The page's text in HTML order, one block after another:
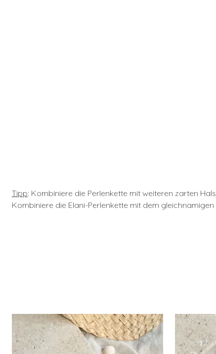
Tipp: Kombiniere die Perlenkette mit weiteren zarten
Kombiniere die Elani-Perlenkette mit dem